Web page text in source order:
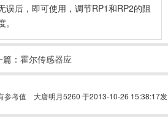
误后，即可使用，调节RP1和RP2的阻
篇：霍尔传感器应
参考值 大唐明月5260 于2013-10-26 15:38:17发